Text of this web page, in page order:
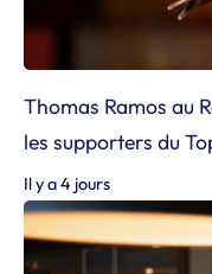
Thomas Ramos au
les supporters du
Il y a 4 jours